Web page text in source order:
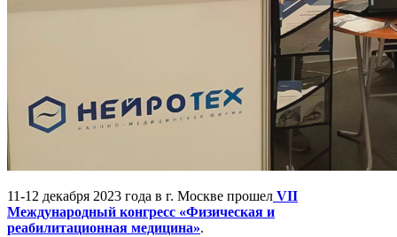
11-12 декабря 2023 года в г. Москве прошел VII
Международный конгресс «Физическая и
реабилитационная медицина».